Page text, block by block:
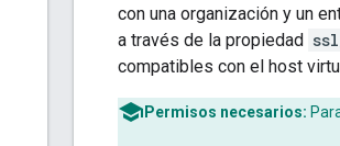
con una organización y un
a través de la propiedad
compatibles con el host
Permisos necesarios: